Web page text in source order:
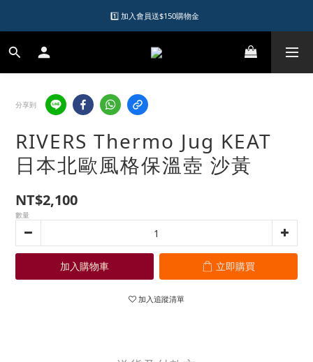
1️⃣ 加入會員送$150購物金
1️⃣ 加入會員送$150購物金
2️⃣ 購物滿千元再送升等購物金
1️⃣ 加入會員送$150購物金
分享到
RIVERS Thermo Jug KEAT
日本北歐風格保溫壺 沙黃
NT$2,100
數量
加入購物車 立即購買
加入追蹤清單